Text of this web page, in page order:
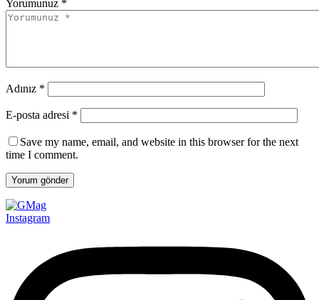
Yorumunuz *
Adınız *
E-posta adresi *
Save my name, email, and website in this browser for the next
time I comment.
Yorum gönder
Instagram